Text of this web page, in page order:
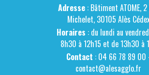
Adresse : Bâtiment ATOME,
Michelet, 30105 Alès
Horaires : du lundi au
8h30 à 12h15 et de 13h30 à
Contact : 04 66 78 89 00
contact@alesagglo.fr